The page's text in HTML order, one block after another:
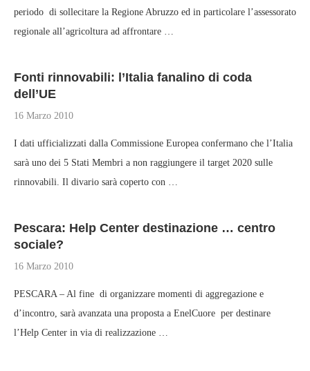
periodo di sollecitare la Regione Abruzzo ed in particolare l’assessorato
regionale all’agricoltura ad affrontare …
Fonti rinnovabili: l’Italia fanalino di coda
dell’UE
16 Marzo 2010
I dati ufficializzati dalla Commissione Europea confermano che l’Italia
sarà uno dei 5 Stati Membri a non raggiungere il target 2020 sulle
rinnovabili. Il divario sarà coperto con …
Pescara: Help Center destinazione … centro
sociale?
16 Marzo 2010
PESCARA – Al fine di organizzare momenti di aggregazione e
d’incontro, sarà avanzata una proposta a EnelCuore per destinare
l’Help Center in via di realizzazione …